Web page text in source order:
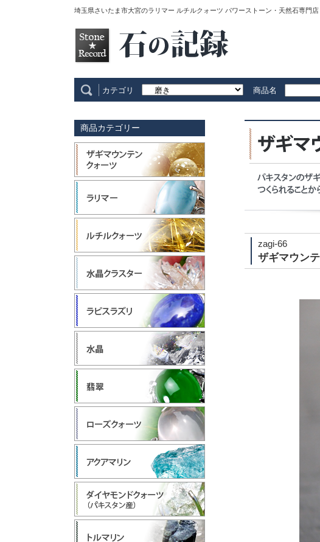
埼玉県さいたま市大宮のラリマー ルチルクォーツ パワーストーン・天然石専門
カテゴリ 商品名
zagi-66
ザギマウン
商品カテゴリー